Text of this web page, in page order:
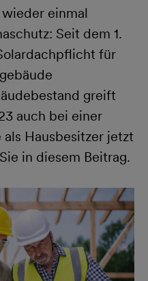
einmal
Seit dem 1.
für
greift
auch bei einer
als Hausbesitzer jetzt
in diesem Beitrag.